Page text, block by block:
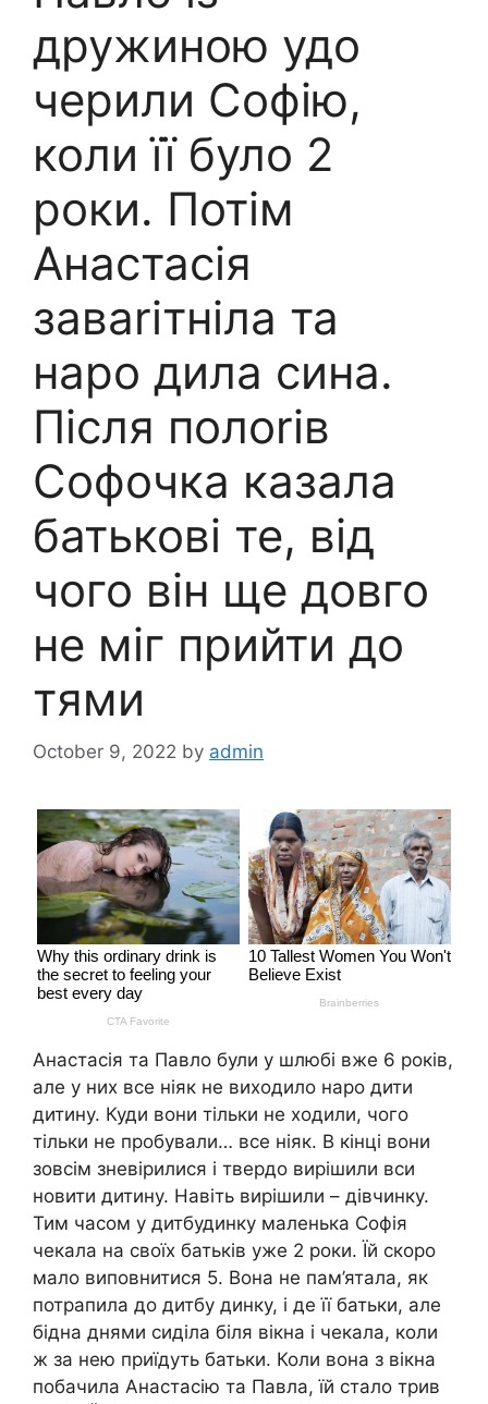
дружиною удо
черили Софію,
коли її було 2
роки. Потім
Анастасія
заваrітніла та
наро дила сина.
Після полоrів
Софочка казала
батькові те, від
чого він ще довго
не міг прийти до
тями
October 9, 2022 by admin
Анастасія та Павло були у шлюбі вже 6 років,
але у них все ніяк не виходило наро дити
дитину. Куди вони тільки не ходили, чого
тільки не пробували… все ніяк. В кінці вони
зовсім зневірилися і твердо вирішили вси
новити дитину. Навіть вирішили – дівчинку.
Тим часом у дитбудинку маленька Софія
чекала на своїх батьків уже 2 роки. Їй скоро
мало виповнитися 5. Вона не пам’ятала, як
потрапила до дитбу динку, і де її батьки, але
бідна днями сиділа біля вікна і чекала, коли
ж за нею приїдуть батьки. Коли вона з вікна
побачила Анастасію та Павла, їй стало трив